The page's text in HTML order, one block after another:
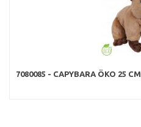
7080085 - CAPYBARA ÖKO 25 CM